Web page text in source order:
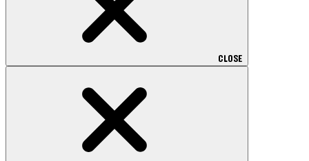
CLOSE